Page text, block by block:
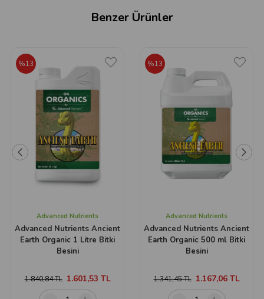
Benzer Ürünler
Advanced Nutrients
Advanced Nutrients Ancient
Earth Organic 1 Litre Bitki
Besini
1.601,53 TL
1.840,84 TL
%13
Advanced Nutrients
Advanced Nutrients Ancient
Earth Organic 500 ml Bitki
Besini
1.167,06 TL
1.341,45 TL
%13